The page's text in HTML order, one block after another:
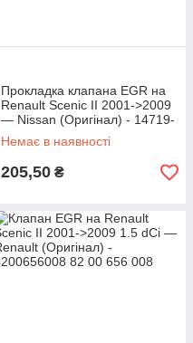
Прокладка клапана EGR на
Renault Scenic II 2001->2009
— Nissan (Оригінал) - 14719-
AW300
Немає в наявності
205,50 ₴